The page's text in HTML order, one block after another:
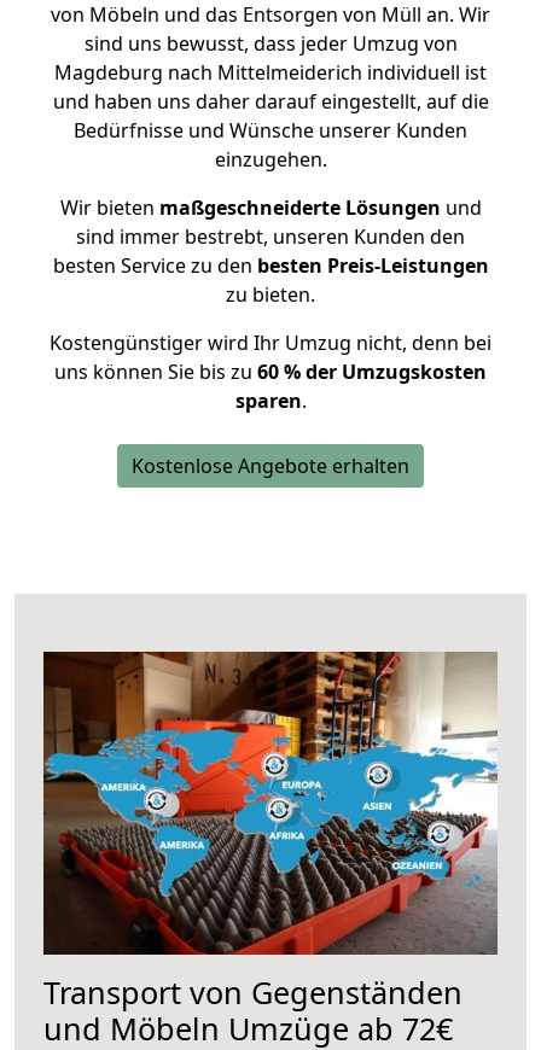
von Möbeln und das Entsorgen von Müll an. Wir
sind uns bewusst, dass jeder Umzug von
Magdeburg nach Mittelmeiderich individuell ist
und haben uns daher darauf eingestellt, auf die
Bedürfnisse und Wünsche unserer Kunden
einzugehen.
Wir bieten maßgeschneiderte Lösungen und
sind immer bestrebt, unseren Kunden den
besten Service zu den besten Preis-Leistungen
zu bieten.
Kostengünstiger wird Ihr Umzug nicht, denn bei
uns können Sie bis zu 60 % der Umzugskosten
sparen.
Kostenlose Angebote erhalten
Transport von Gegenständen
und Möbeln Umzüge ab 72€